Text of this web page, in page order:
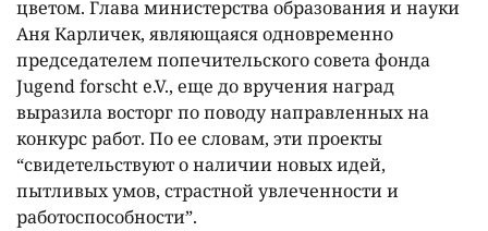
цветом. Глава министерства образования и науки
Аня Карличек, являющаяся одновременно
председателем попечительского совета фонда
Jugend forscht e.V., еще до вручения наград
выразила восторг по поводу направленных на
конкурс работ. По ее словам, эти проекты
“свидетельствуют о наличии новых идей,
пытливых умов, страстной увлеченности и
работоспособности”.